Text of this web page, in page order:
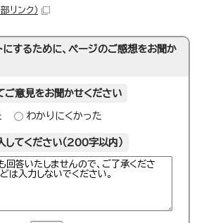
部リンク）
にするために、ページのご感想をお聞か
ご意見をお聞かせください
わかりにくかった
てください（200字以内）